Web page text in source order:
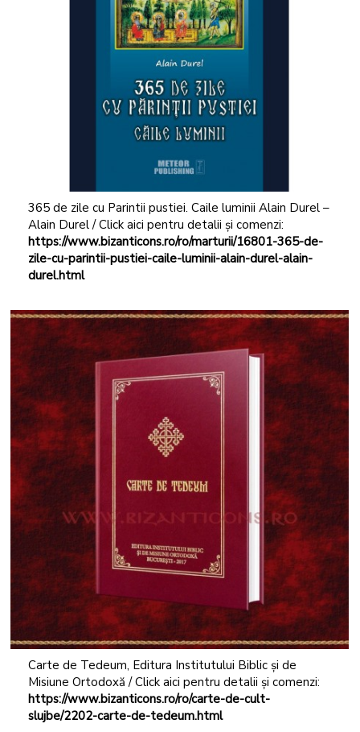
365 de zile cu Parintii pustiei. Caile luminii Alain Durel –
Alain Durel / Click aici pentru detalii și comenzi:
https://www.bizanticons.ro/ro/marturii/16801-365-de-
zile-cu-parintii-pustiei-caile-luminii-alain-durel-alain-
durel.html
Carte de Tedeum, Editura Institutului Biblic și de
Misiune Ortodoxă / Click aici pentru detalii și comenzi:
https://www.bizanticons.ro/ro/carte-de-cult-
slujbe/2202-carte-de-tedeum.html